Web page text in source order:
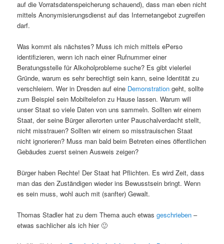
auf die Vorratsdatenspeicherung schauend), dass man eben nicht
mittels Anonymisierungsdienst auf das Internetangebot zugreifen
darf.
Was kommt als nächstes? Muss ich mich mittels ePerso
identifizieren, wenn ich nach einer Rufnummer einer
Beratungsstelle für Alkoholprobleme suche? Es gibt vielerlei
Gründe, warum es sehr berechtigt sein kann, seine Identität zu
verschleiern. Wer in Dresden auf eine Demonstration geht, sollte
zum Beispiel sein Mobiltelefon zu Hause lassen. Warum will
unser Staat so viele Daten von uns sammeln. Sollten wir einem
Staat, der seine Bürger allerorten unter Pauschalverdacht stellt,
nicht misstrauen? Sollten wir einem so misstrauischen Staat
nicht ignorieren? Muss man bald beim Betreten eines öffentlichen
Gebäudes zuerst seinen Ausweis zeigen?
Bürger haben Rechte! Der Staat hat Pflichten. Es wird Zeit, dass
man das den Zuständigen wieder ins Bewusstsein bringt. Wenn
es sein muss, wohl auch mit (sanfter) Gewalt.
Thomas Stadler hat zu dem Thema auch etwasgeschrieben –
etwas sachlicher als ich hier 🙂